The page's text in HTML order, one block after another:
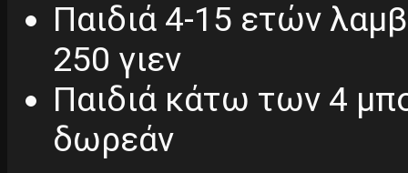
Παιδιά 4-15 ετών
250 γιεν
Παιδιά κάτω των 4
δωρεάν